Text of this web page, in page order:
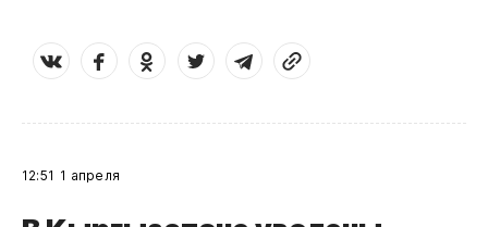
12:51 1 апреля